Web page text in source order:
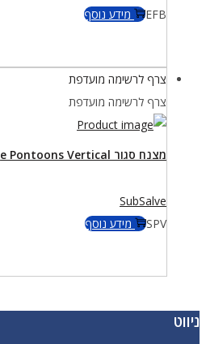
EFB
מידע נוסף
צרף לרשימה מועדפת
צרף לרשימה מועדפת
מצנח סגור Salvage Pontoons Vertical
SubSalve
SPV
מידע נוסף
ניווט